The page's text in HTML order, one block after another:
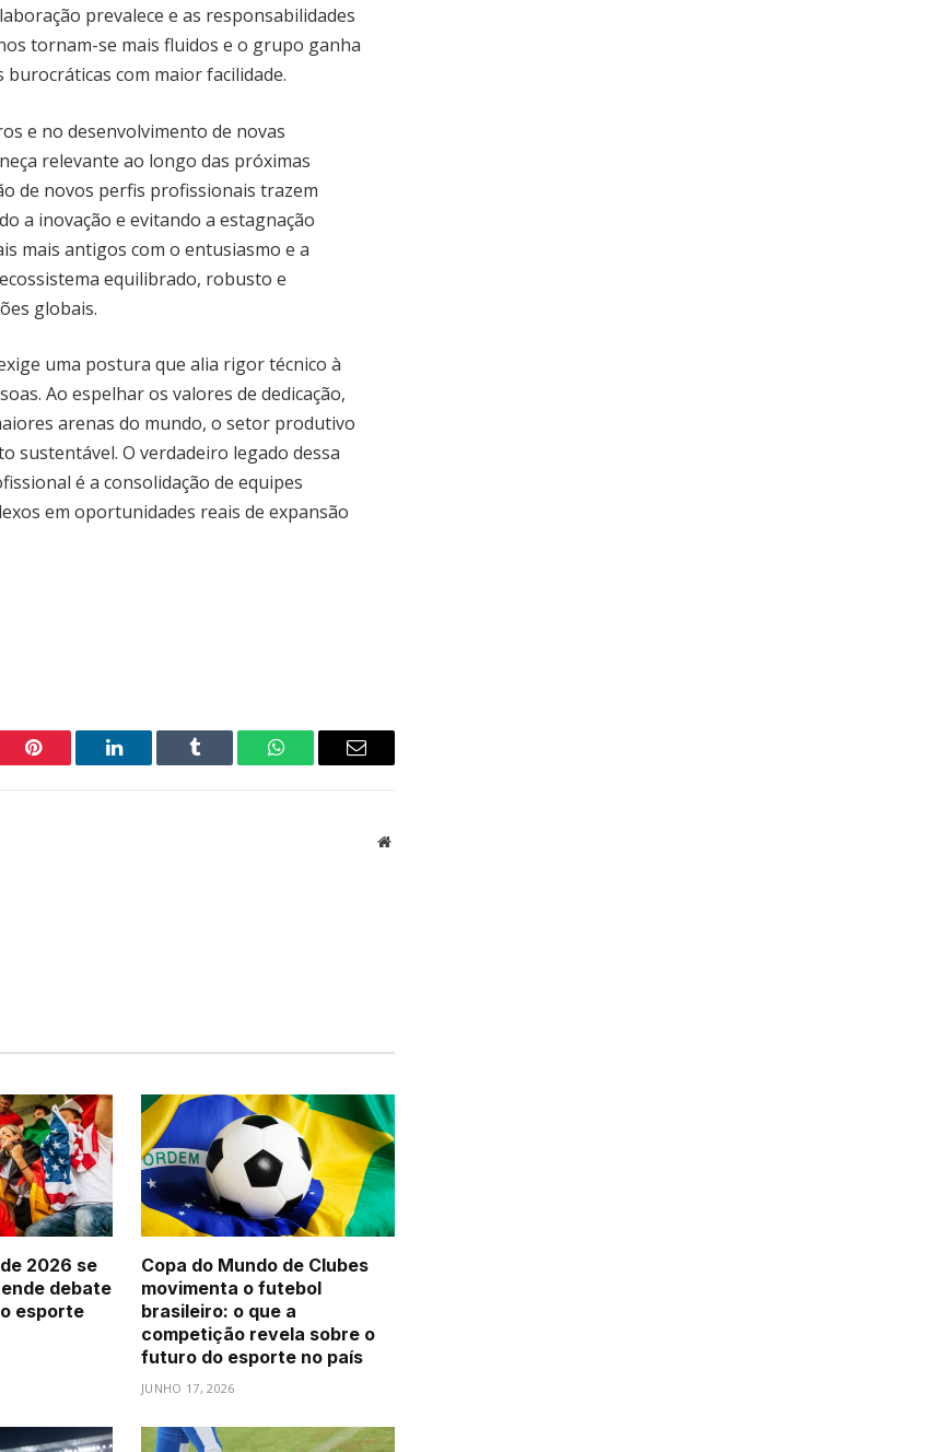
prevalece e as responsabilidades
tornam-se mais fluidos e o grupo ganha
com maior facilidade.
e no desenvolvimento de novas
relevante ao longo das próximas
de novos perfis profissionais trazem
a inovação e evitando a estagnação
mais antigos com o entusiasmo e a
equilibrado, robusto e
globais.
uma postura que alia rigor técnico à
Ao espelhar os valores de dedicação,
arenas do mundo, o setor produtivo
sustentável. O verdadeiro legado dessa
é a consolidação de equipes
em oportunidades reais de expansão
Pinterest LinkedIn Tumblr WhatsAppEmail
Website
2026 se
debate
esporte
Copa do Mundo de Clubes
movimenta o futebol
brasileiro: o que a
competição revela sobre o
futuro do esporte no país
JUNHO 17, 2026